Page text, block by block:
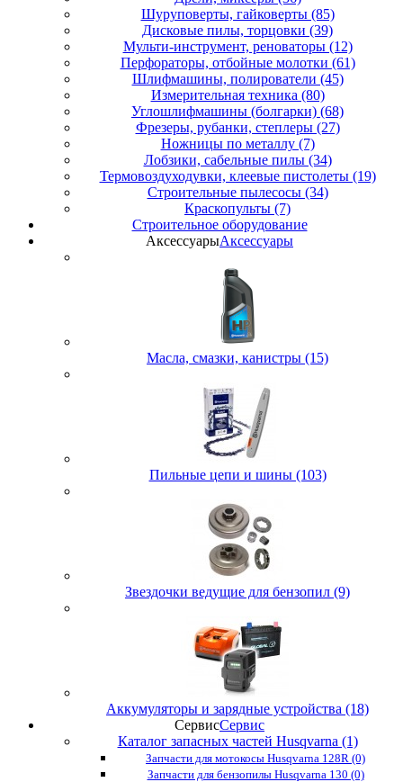
Шуруповерты, гайковерты (85)
Дисковые пилы, торцовки (39)
Мульти-инструмент, реноваторы (12)
Перфораторы, отбойные молотки (61)
Шлифмашины, полирователи (45)
Измерительная техника (80)
Углошлифмашины (болгарки) (68)
Фрезеры, рубанки, степлеры (27)
Ножницы по металлу (7)
Лобзики, сабельные пилы (34)
Термовоздуходувки, клеевые пистолеты (19)
Строительные пылесосы (34)
Краскопульты (7)
Строительное оборудование
АксессуарыАксессуары
Масла, смазки, канистры (15)
Пильные цепи и шины (103)
Звездочки ведущие для бензопил (9)
Аккумуляторы и зарядные устройства (18)
СервисСервис
Каталог запасных частей Husqvarna (1)
Запчасти для мотокосы Husqvarna 128R (0)
Запчасти для бензопилы Husqvarna 130 (0)